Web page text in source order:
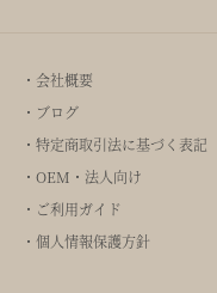
・会社概要
・ブログ
・特定商取引法に基づく表記
・OEM・法人向け
・ご利用ガイド
・個人情報保護方針